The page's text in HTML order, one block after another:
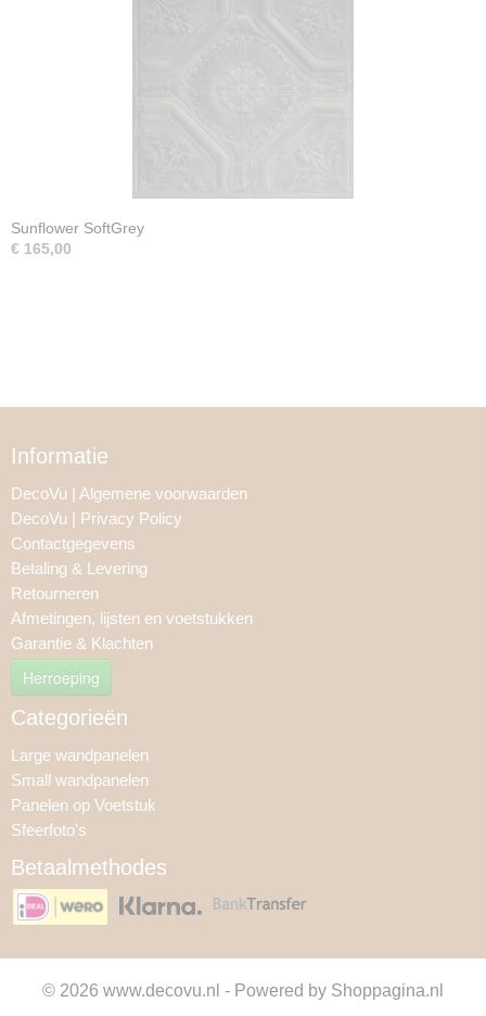
Sunflower SoftGrey
€ 165,00
Informatie
DecoVu | Algemene voorwaarden
DecoVu | Privacy Policy
Contactgegevens
Betaling & Levering
Retourneren
Afmetingen, lijsten en voetstukken
Garantie & Klachten
Herroeping
Categorieën
Large wandpanelen
Small wandpanelen
Panelen op Voetstuk
Sfeerfoto's
Betaalmethodes
© 2026 www.decovu.nl - Powered by Shoppagina.nl